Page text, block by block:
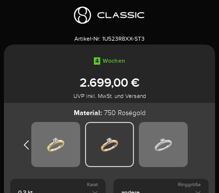
Artikel-Nr: 1U523R8XX-ST3
4 Wochen
2.699,00 €
UVP inkl. MwSt. und Versand
Material: 750 Roségold
Karat Ringgröße